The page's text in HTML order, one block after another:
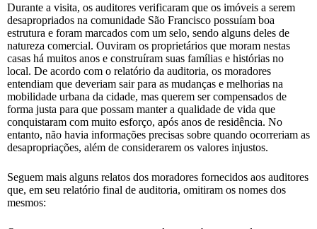
Durante a visita, os auditores verificaram que os imóveis a serem
desapropriados na comunidade São Francisco possuíam boa
estrutura e foram marcados com um selo, sendo alguns deles de
natureza comercial. Ouviram os proprietários que moram nestas
casas há muitos anos e construíram suas famílias e histórias no
local. De acordo com o relatório da auditoria, os moradores
entendiam que deveriam sair para as mudanças e melhorias na
mobilidade urbana da cidade, mas querem ser compensados de
forma justa para que possam manter a qualidade de vida que
conquistaram com muito esforço, após anos de residência. No
entanto, não havia informações precisas sobre quando ocorreriam as
desapropriações, além de considerarem os valores injustos.
Seguem mais alguns relatos dos moradores fornecidos aos auditores
que, em seu relatório final de auditoria, omitiram os nomes dos
mesmos: